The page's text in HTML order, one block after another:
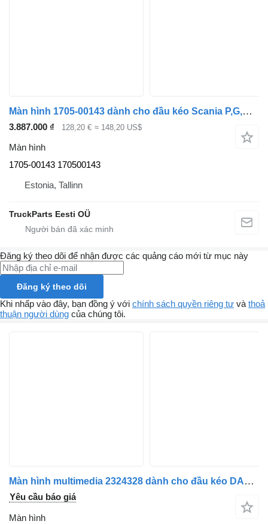
Màn hình 1705-00143 dành cho đầu kéo Scania P,G,R,T-series (2004-2017)
3.887.000 ₫ 128,20 € ≈ 148,20 US$
Màn hình
1705-00143 170500143
Estonia, Tallinn
TruckParts Eesti OÜ
Đăng ký theo dõi để nhận được các quảng cáo mới từ mục này
Đăng ký theo dõi
Khi nhấp vào đây, bạn đồng ý với chính sách quyền riêng tư và thoả
thuận người dùng của chúng tôi.
Màn hình multimedia 2324328 dành cho đầu kéo DAF XG
Yêu cầu báo giá
Màn hình